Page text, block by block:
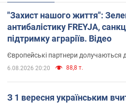
"Захист нашого життя":
антибалістику FREYJA,
підтримку аграріїв. Відео
Європейські партнери долучаються
6.08.2026 20:20 88,8 т.
З 1 вересня українським